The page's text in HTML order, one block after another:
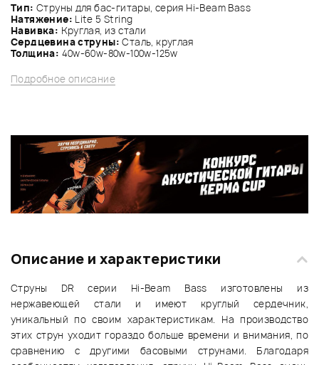
Тип: Струны для бас-гитары, серия Hi-Beam Bass
Натяжение: Lite 5 String
Навивка: Круглая, из стали
Сердцевина струны: Сталь, круглая
Толщина: 40w-60w-80w-100w-125w
Подробное описание
Описание и характеристики
Струны DR серии Hi-Beam Bass изготовлены из
нержавеющей стали и имеют круглый сердечник,
уникальный по своим характеристикам. На производство
этих струн уходит гораздо больше времени и внимания, по
сравнению с другими басовыми струнами. Благодаря